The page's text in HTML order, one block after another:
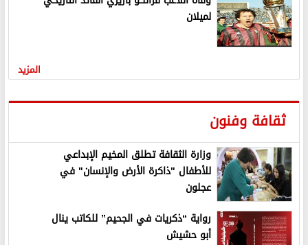
لميلان
المزيد
ثقافة وفنون
وزارة الثقافة تطلق المخيم الإبداعي
للأطفال "ذاكرة الأرض والإنسان" في
عجلون
رواية “ذكريات في الجحيم” للكاتب ينال
أبو حشيش